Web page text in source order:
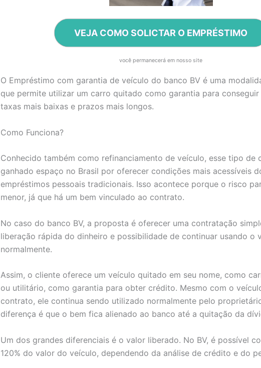
VEJA COMO SOLICTAR O EMPRÉSTIMO
você permanecerá em nosso site
O Empréstimo com garantia de veículo do banco BV é uma
que permite utilizar um carro quitado como garantia para
taxas mais baixas e prazos mais longos.
Como Funciona?
Conhecido também como refinanciamento de veículo, esse tipo de
ganhado espaço no Brasil por oferecer condições mais acessíveis
empréstimos pessoais tradicionais. Isso acontece porque o risco
menor, já que há um bem vinculado ao contrato.
No caso do banco BV, a proposta é oferecer uma contratação
liberação rápida do dinheiro e possibilidade de continuar usando o
normalmente.
Assim, o cliente oferece um veículo quitado em seu nome, como
ou utilitário, como garantia para obter crédito. Mesmo com o
contrato, ele continua sendo utilizado normalmente pelo
diferença é que o bem fica alienado ao banco até a quitação da
Um dos grandes diferenciais é o valor liberado. No BV, é possível
120% do valor do veículo, dependendo da análise de crédito e do